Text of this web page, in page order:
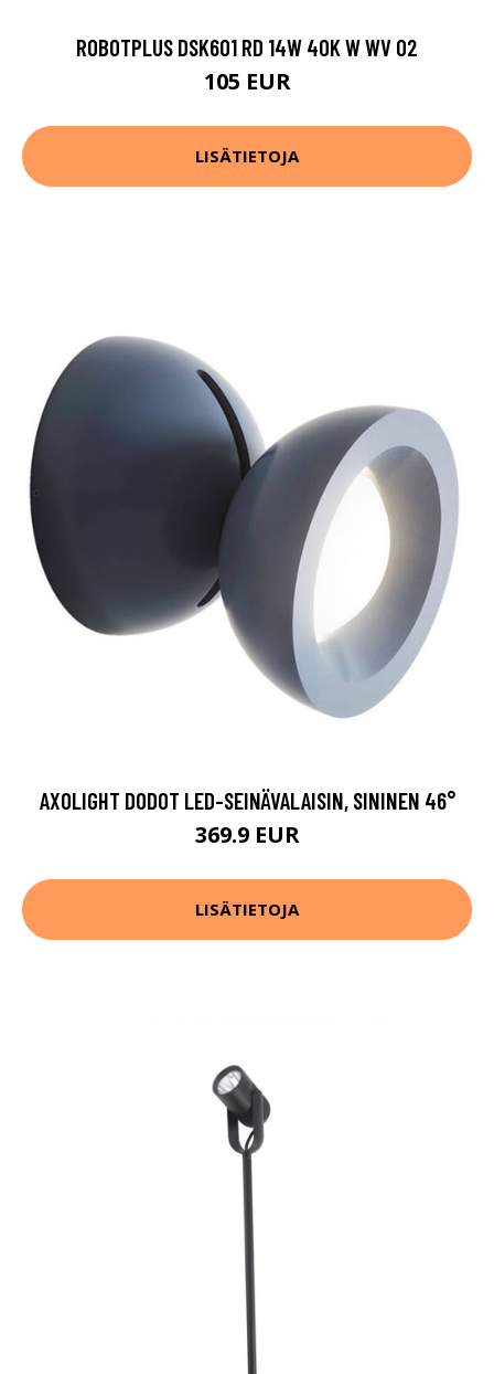
ROBOTPLUS DSK601 RD 14W 40K W WV 02
105 EUR
LISÄTIETOJA
AXOLIGHT DODOT LED-SEINÄVALAISIN, SININEN 46°
369.9 EUR
LISÄTIETOJA